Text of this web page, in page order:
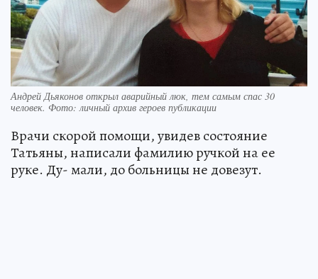
Андрей Дьяконов открыл аварийный люк, тем самым спас 30
человек. Фото: личный архив героев публикации
Врачи скорой помощи, увидев состояние
Татьяны, написали фамилию ручкой на ее
руке. Ду- мали, до больницы не довезут.